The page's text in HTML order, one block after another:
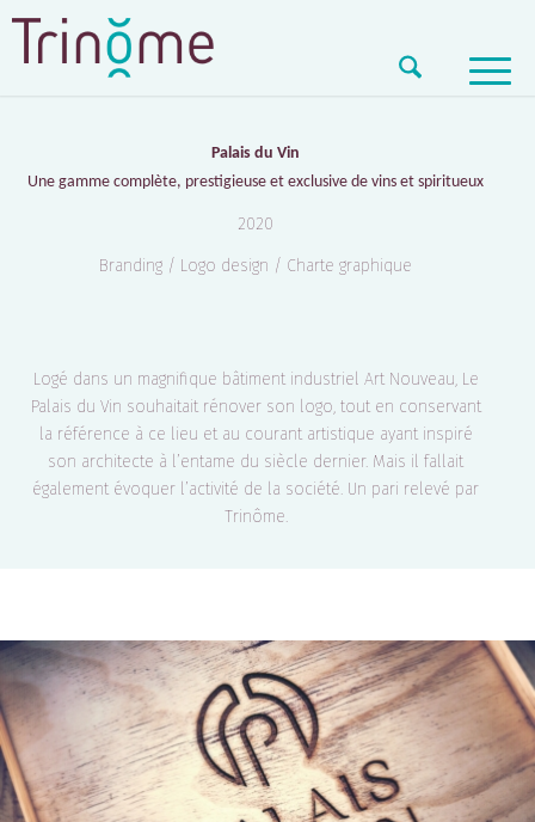
PALAIS DU VIN – LOGO
Palais du Vin
Une gamme complète, prestigieuse et exclusive de vins et spiritueux
2020
Branding / Logo design / Charte graphique
Logé dans un magnifique bâtiment industriel Art Nouveau, Le
Palais du Vin souhaitait rénover son logo, tout en conservant
la référence à ce lieu et au courant artistique ayant inspiré
son architecte à l’entame du siècle dernier. Mais il fallait
également évoquer l’activité de la société. Un pari relevé par
Trinôme.